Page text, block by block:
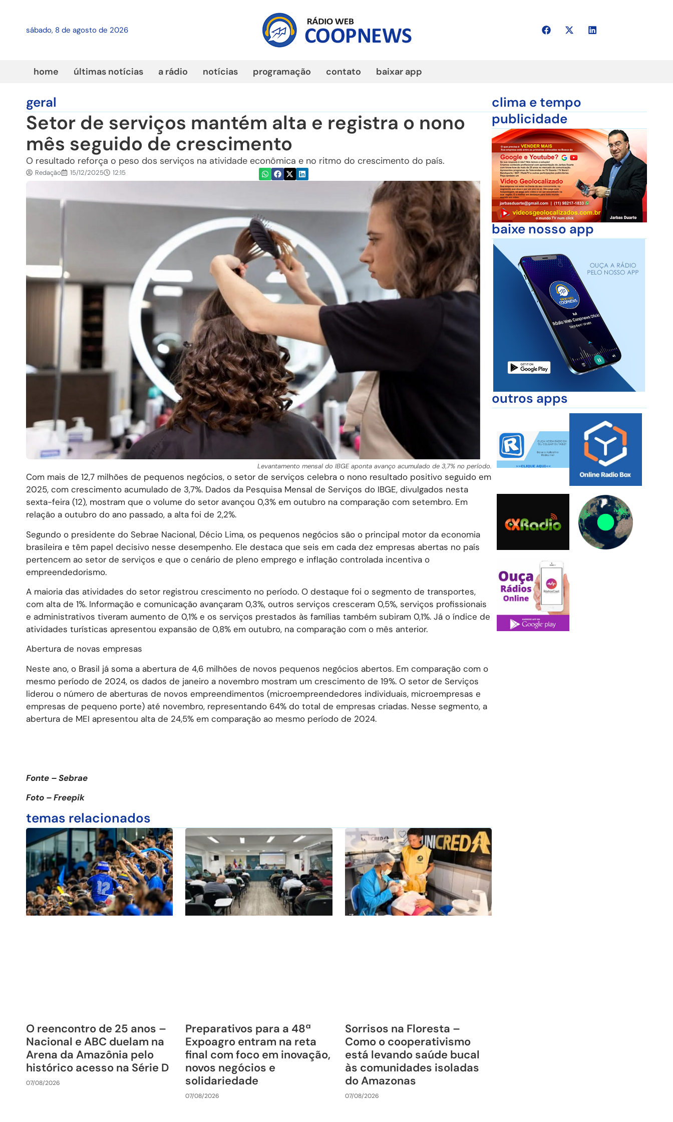
sábado, 8 de agosto de 2026
home últimas notícias a rádio notícias programação contato baixar app
geral
Setor de serviços mantém alta e registra o nono
mês seguido de crescimento
O resultado reforça o peso dos serviços na atividade econômica e no ritmo do crescimento do país.
Redação 15/12/2025 12:15
Levantamento mensal do IBGE aponta avanço acumulado de 3,7% no período.
Com mais de 12,7 milhões de pequenos negócios, o setor de serviços celebra o nono resultado positivo seguido em
2025, com crescimento acumulado de 3,7%. Dados da Pesquisa Mensal de Serviços do IBGE, divulgados nesta
sexta-feira (12), mostram que o volume do setor avançou 0,3% em outubro na comparação com setembro. Em
relação a outubro do ano passado, a alta foi de 2,2%.
Segundo o presidente do Sebrae Nacional, Décio Lima, os pequenos negócios são o principal motor da economia
brasileira e têm papel decisivo nesse desempenho. Ele destaca que seis em cada dez empresas abertas no país
pertencem ao setor de serviços e que o cenário de pleno emprego e inflação controlada incentiva o
empreendedorismo.
A maioria das atividades do setor registrou crescimento no período. O destaque foi o segmento de transportes,
com alta de 1%. Informação e comunicação avançaram 0,3%, outros serviços cresceram 0,5%, serviços profissionais
e administrativos tiveram aumento de 0,1% e os serviços prestados às famílias também subiram 0,1%. Já o índice de
atividades turísticas apresentou expansão de 0,8% em outubro, na comparação com o mês anterior.
Abertura de novas empresas
Neste ano, o Brasil já soma a abertura de 4,6 milhões de novos pequenos negócios abertos. Em comparação com o
mesmo período de 2024, os dados de janeiro a novembro mostram um crescimento de 19%. O setor de Serviços
liderou o número de aberturas de novos empreendimentos (microempreendedores individuais, microempresas e
empresas de pequeno porte) até novembro, representando 64% do total de empresas criadas. Nesse segmento, a
abertura de MEI apresentou alta de 24,5% em comparação ao mesmo período de 2024.
Fonte – Sebrae
Foto – Freepik
temas relacionados
O reencontro de 25 anos –
Nacional e ABC duelam na
Arena da Amazônia pelo
histórico acesso na Série D
07/08/2026
Preparativos para a 48ª
Expoagro entram na reta
final com foco em inovação,
novos negócios e
solidariedade
07/08/2026
Sorrisos na Floresta –
Como o cooperativismo
está levando saúde bucal
às comunidades isoladas
do Amazonas
07/08/2026
clima e tempo
publicidade
baixe nosso app
outros apps